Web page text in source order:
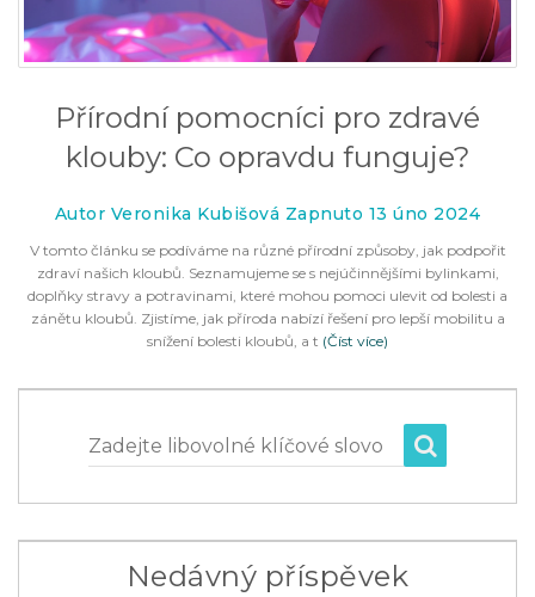
Přírodní pomocníci pro zdravé
klouby: Co opravdu funguje?
Autor Veronika Kubišová Zapnuto 13 úno 2024
V tomto článku se podíváme na různé přírodní způsoby, jak podpořit
zdraví našich kloubů. Seznamujeme se s nejúčinnějšími bylinkami,
doplňky stravy a potravinami, které mohou pomoci ulevit od bolesti a
zánětu kloubů. Zjistíme, jak příroda nabízí řešení pro lepší mobilitu a
snížení bolesti kloubů, a t (Číst více)
Zadejte libovolné klíčové slovo
Nedávný příspěvek